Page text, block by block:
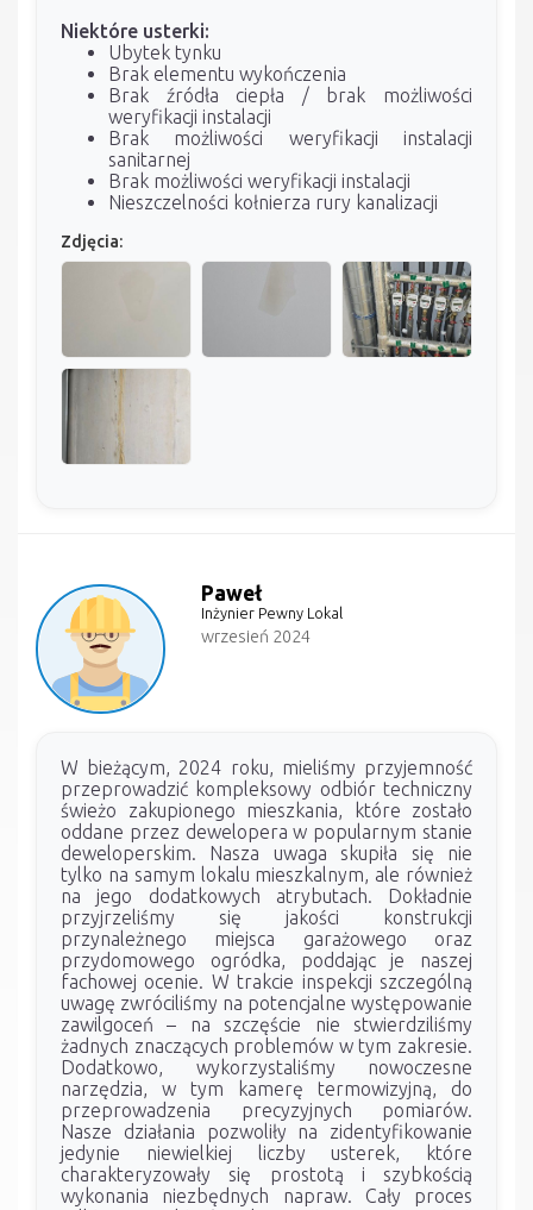
Niektóre usterki:
Ubytek tynku
Brak elementu wykończenia
Brak źródła ciepła / brak możliwości
weryfikacji instalacji
Brak możliwości weryfikacji instalacji
sanitarnej
Brak możliwości weryfikacji instalacji
Nieszczelności kołnierza rury kanalizacji
Zdjęcia:
Paweł
Inżynier Pewny Lokal
wrzesień 2024
W bieżącym, 2024 roku, mieliśmy przyjemność
przeprowadzić kompleksowy odbiór techniczny
świeżo zakupionego mieszkania, które zostało
oddane przez dewelopera w popularnym stanie
deweloperskim. Nasza uwaga skupiła się nie
tylko na samym lokalu mieszkalnym, ale również
na jego dodatkowych atrybutach. Dokładnie
przyjrzeliśmy się jakości konstrukcji
przynależnego miejsca garażowego oraz
przydomowego ogródka, poddając je naszej
fachowej ocenie. W trakcie inspekcji szczególną
uwagę zwróciliśmy na potencjalne występowanie
zawilgoceń – na szczęście nie stwierdziliśmy
żadnych znaczących problemów w tym zakresie.
Dodatkowo, wykorzystaliśmy nowoczesne
narzędzia, w tym kamerę termowizyjną, do
przeprowadzenia precyzyjnych pomiarów.
Nasze działania pozwoliły na zidentyfikowanie
jedynie niewielkiej liczby usterek, które
charakteryzowały się prostotą i szybkością
wykonania niezbędnych napraw. Cały proces